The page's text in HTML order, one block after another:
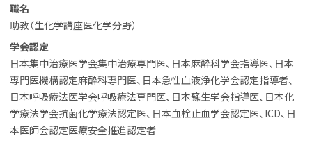
プ
に
戻
る
職名
助教（生化学講座医化学分野）
学会認定
日本集中治療医学会集中治療専門医、日本麻酔科学会指導医、日本
専門医機構認定麻酔科専門医、日本急性血液浄化学会認定指導者、
日本呼吸療法医学会呼吸療法専門医、日本蘇生学会指導医、日本化
学療法学会抗菌化学療法認定医、日本血栓止血学会認定医、ICD、日
本医師会認定医療安全推進認定者